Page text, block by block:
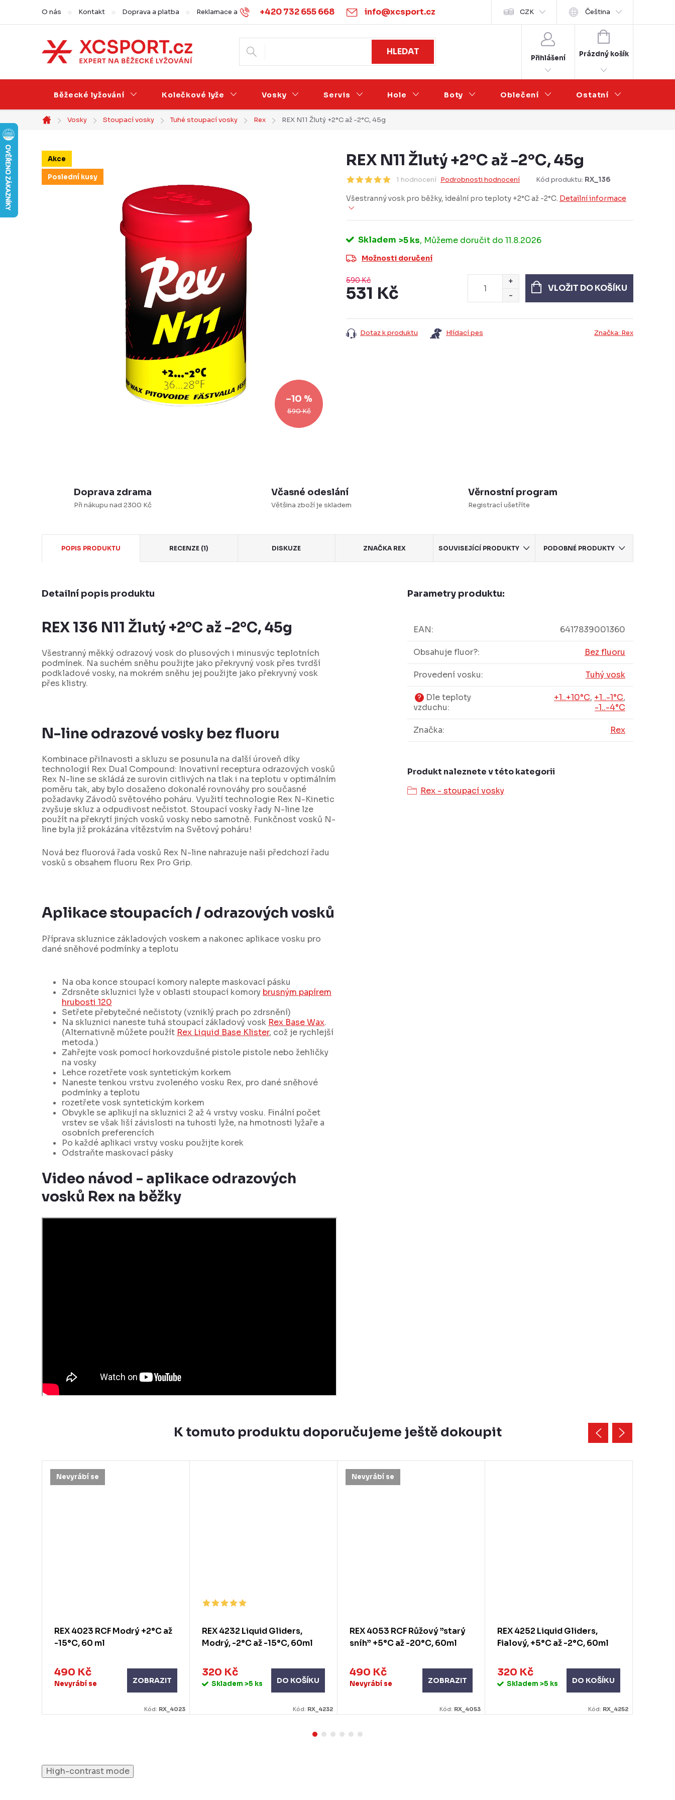
obsah
+420 732 655 668 info@xcsport.cz
O nás Kontakt Doprava a platba Reklamace a vrácení Obchodní podmínky Ochrana osobních údajů Velkoobchod CZK Čeština
HLEDAT
Přihlášení
NÁKUPNÍ
KOŠÍK
Prázdný košík
Běžecké lyžování Kolečkové lyže Vosky Servis Hole Boty Oblečení Ostatní
Domů
Vosky Stoupací vosky Tuhé stoupací vosky Rex REX N11 Žlutý +2°C až -2°C, 45g
Akce
Poslední kusy
590 Kč
–10 %
REX N11 Žlutý +2°C až -2°C, 45g
1 hodnocení Podrobnosti hodnocení Kód produktu: RX_136
Všestranný vosk pro běžky, ideální pro teploty +2°C až -2°C. Detailní informace
Skladem >5 ks 11.8.2026
Možnosti doručení
590 Kč
531 Kč VLOŽIT DO KOŠÍKU
Dotaz k produktu Hlídací pes Značka: Rex
Doprava zdrama
Při nákupu nad 2300 Kč
Včasné odeslání
Většina zboží je skladem
Věrnostní program
Registrací ušetříte
POPIS PRODUKTU RECENZE (1) DISKUZE ZNAČKAREX SOUVISEJÍCÍ PRODUKTY PODOBNÉ PRODUKTY
Detailní popis produktu
REX 136 N11 Žlutý +2°C až -2°C, 45g
Všestranný měkký odrazový vosk do plusových i minusvýc teplotních
podmínek. Na suchém sněhu použijte jako překryvný vosk přes tvrdší
podkladové vosky, na mokrém sněhu jej použijte jako překryvný vosk
přes klistry.
N-line odrazové vosky bez fluoru
Kombinace přilnavosti a skluzu se posunula na další úroveň díky
technologií Rex Dual Compound: Inovativní receptura odrazových vosků
Rex N-line se skládá ze surovin citlivých na tlak i na teplotu v optimálním
poměru tak, aby bylo dosaženo dokonalé rovnováhy pro současné
požadavky Závodů světového poháru. Využití technologie Rex N-Kinetic
zvyšuje skluz a odpudivost nečistot. Stoupací vosky řady N-line lze
použít na překrytí jiných vosků vosky nebo samotně. Funkčnost vosků N-
line byla již prokázána vítězstvím na Světový poháru!
Nová bez fluorová řada vosků Rex N-line nahrazuje naši předchozí řadu
vosků s obsahem fluoru Rex Pro Grip.
Aplikace stoupacích / odrazových vosků
Příprava skluznice základových voskem a nakonec aplikace vosku pro
dané sněhové podmínky a teplotu
Na oba konce stoupací komory nalepte maskovací pásku
Zdrsněte skluznici lyže v oblasti stoupací komory brusným papírem
hrubosti 120
Setřete přebytečné nečistoty (vzniklý prach po zdrsnění)
Na skluznici naneste tuhá stoupací základový vosk Rex Base Wax.
(Alternativně můžete použít Rex Liquid Base Klister, což je rychlejší
metoda.)
Zahřejte vosk pomocí horkovzdušné pistole pistole nebo žehličky
na vosky
Lehce rozetřete vosk syntetickým korkem
Naneste tenkou vrstvu zvoleného vosku Rex, pro dané sněhové
podmínky a teplotu
rozetřete vosk syntetickým korkem
Obvykle se aplikují na skluznici 2 až 4 vrstvy vosku. Finální počet
vrstev se však liší závislosti na tuhosti lyže, na hmotnosti lyžaře a
osobních preferencích
Po každé aplikaci vrstvy vosku použijte korek
Odstraňte maskovací pásky
Video návod - aplikace odrazových
vosků Rex na běžky
Parametry produktu:
EAN: 6417839001360
Obsahuje fluor?: Bez fluoru
Provedení vosku: Tuhý vosk
?
Dle teploty
vzduchu:
+1..+10°C, +1..-1°C,
-1..-4°C
Značka: Rex
Produkt naleznete v této kategorii
Rex - stoupací vosky
K tomuto produktu doporučujeme ještě dokoupit
Nevyrábí se
REX 4023 RCF Modrý +2°C až
-15°C, 60 ml
490 Kč
Nevyrábí se ZOBRAZIT
Kód: RX_4023
REX 4232 Liquid Gliders,
Modrý, -2°C až -15°C, 60ml
320 Kč
Skladem >5 ks DO KOŠÍKU
Kód: RX_4232
Nevyrábí se
REX 4053 RCF Růžový ”starý
sníh” +5°C až -20°C, 60ml
490 Kč
Nevyrábí se ZOBRAZIT
Kód: RX_4053
REX 4252 Liquid Gliders,
Fialový, +5°C až -2°C, 60ml
320 Kč
Skladem >5 ks DO KOŠÍKU
Kód: RX_4252
High-contrast mode